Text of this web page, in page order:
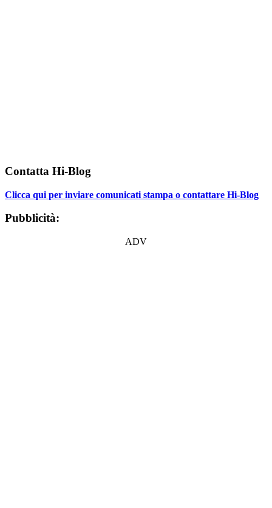
Contatta Hi-Blog
Clicca qui per inviare comunicati stampa o contattare Hi-Blog
Pubblicità:
ADV